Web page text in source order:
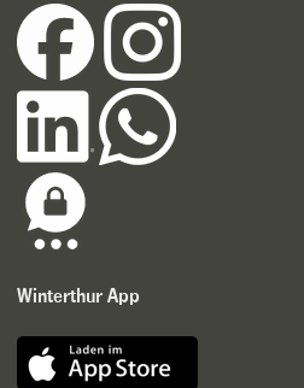
Winterthur App